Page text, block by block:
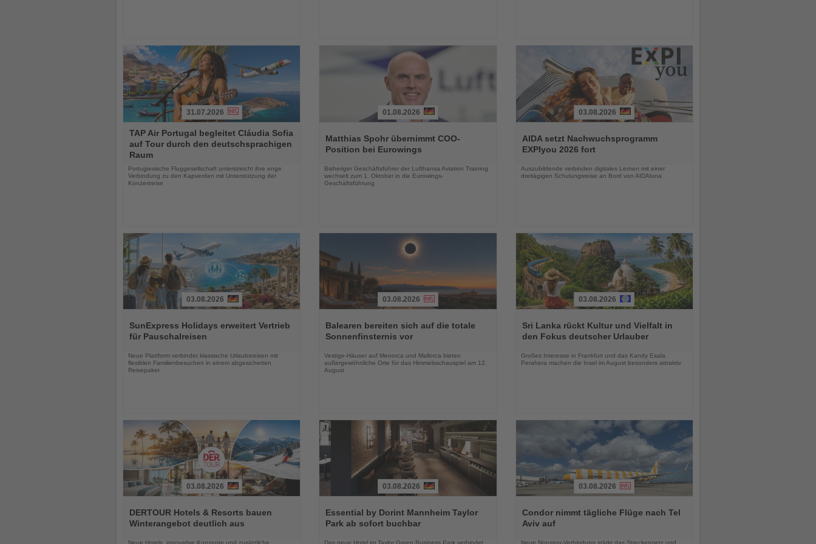
Sie
die
Nachrichten
31.07.2026
TAP Air Portugal begleitet Cláudia Sofia
auf Tour durch den deutschsprachigen
Raum
Portugiesische Fluggesellschaft unterstreicht ihre enge
Verbindung zu den Kapverden mit Unterstützung der
Konzertreise
Sie
die
01.08.2026
Matthias Spohr übernimmt COO-
Position bei Eurowings
Bisheriger Geschäftsführer der Lufthansa Aviation Training
wechselt zum 1. Oktober in die Eurowings-
Geschäftsführung
Sie
die
Nachrichten
03.08.2026
AIDA setzt Nachwuchsprogramm
EXPIyou 2026 fort
Auszubildende verbinden digitales Lernen mit einer
dreitägigen Schulungsreise an Bord von AIDAluna
Sie
die
03.08.2026
SunExpress Holidays erweitert Vertrieb
für Pauschalreisen
Neue Plattform verbindet klassische Urlaubsreisen mit
flexiblen Familienbesuchen in einem abgesicherten
Reisepaket
Sie
die
03.08.2026
Balearen bereiten sich auf die totale
Sonnenfinsternis vor
Vestige-Häuser auf Menorca und Mallorca bieten
außergewöhnliche Orte für das Himmelsschauspiel am 12.
August
Sie
die
03.08.2026
Sri Lanka rückt Kultur und Vielfalt in
den Fokus deutscher Urlauber
Großes Interesse in Frankfurt und das Kandy Esala
Perahera machen die Insel im August besonders attraktiv
Sie
die
Nachrichten
03.08.2026
DERTOUR Hotels & Resorts bauen
Winterangebot deutlich aus
Neue Hotels, innovative Konzepte und zusätzliche
Sie
die
03.08.2026
Essential by Dorint Mannheim Taylor
Park ab sofort buchbar
Das neue Hotel im Taylor Green Business Park verbindet
Sie
die
03.08.2026
Condor nimmt tägliche Flüge nach Tel
Aviv auf
Neue Nonstop-Verbindung stärkt das Streckennetz und